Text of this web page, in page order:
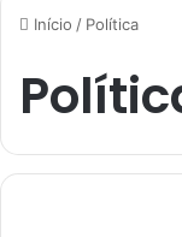
Início / Política